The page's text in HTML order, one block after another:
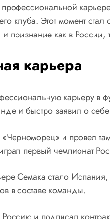
клуба. Этот момент
признание как в России,
карьера
карьеру в
и быстро заявил о
и провел
первый чемпионат
Семака стало
в составе команды.
и подписал